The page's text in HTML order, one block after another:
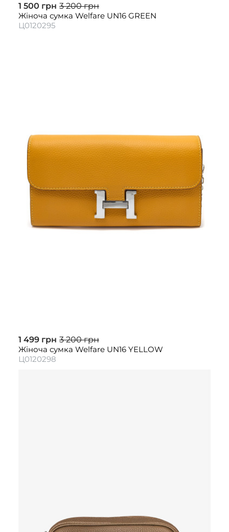
1 500 грн 3 200 грн
Жіноча сумка Welfare UN16 GREEN
Ц0120295
1 499 грн 3 200 грн
Жіноча сумка Welfare UN16 YELLOW
Ц0120298